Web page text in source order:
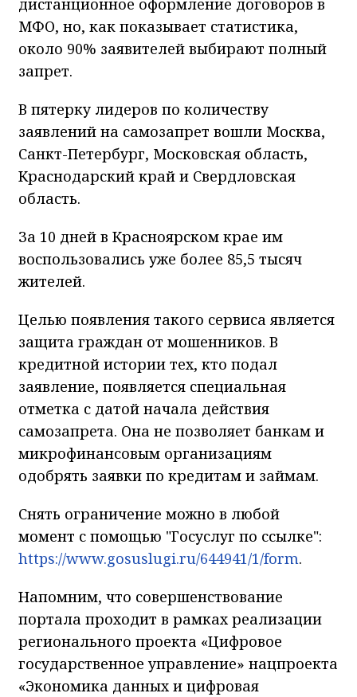
дистанционное оформление договоров в
МФО, но, как показывает статистика,
около 90% заявителей выбирают полный
запрет.
В пятерку лидеров по количеству
заявлений на самозапрет вошли Москва,
Санкт-Петербург, Московская область,
Краснодарский край и Свердловская
область.
За 10 дней в Красноярском крае им
воспользовались уже более 85,5 тысяч
жителей.
Целью появления такого сервиса является
защита граждан от мошенников. В
кредитной истории тех, кто подал
заявление, появляется специальная
отметка с датой начала действия
самозапрета. Она не позволяет банкам и
микрофинансовым организациям
одобрять заявки по кредитам и займам.
Снять ограничение можно в любой
момент с помощью "Госуслуг по ссылке":
https://www.gosuslugi.ru/644941/1/form.
Напомним, что совершенствование
портала проходит в рамках реализации
регионального проекта «Цифровое
государственное управление» нацпроекта
«Экономика данных и цифровая